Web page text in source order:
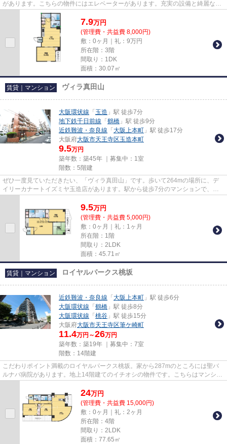
があります。こちらの物件にはエレベーターがあります。充実の設備と綺麗な室
内を兼ね備えた、令和4年築の物...
7.9万円
(管理費・共益費 8,000円)
敷：0ヶ月｜礼：9万円
所在階：3階
間取り：1DK
面積：30.07㎡
賃貸｜マンション ヴィラ真田山
大阪環状線 「 玉造 」駅 徒歩7分
地下鉄千日前線 「 鶴橋 」駅 徒歩9分
近鉄難波・奈良線 「 大阪上本町 」駅 徒歩17分
大阪府大阪市天王寺区玉造本町
9.5万円
築年数：築45年 ｜募集中： 1室
階数：5階建
ぜひ一度見ていただきたい、「ヴィラ真田山」です。歩いて264mの場所に、デ
イリーカナートイズミヤ玉造店があります。駅から徒歩7分のマンションで、電
9.5万円
(管理費・共益費 5,000円)
敷：0ヶ月｜礼：1ヶ月
所在階：1階
間取り：2LDK
面積：45.71㎡
賃貸｜マンション ロイヤルパークス桃坂
近鉄難波・奈良線 「 大阪上本町 」駅 徒歩6分
大阪環状線 「 鶴橋 」駅 徒歩8分
大阪環状線 「 桃谷 」駅 徒歩15分
大阪府大阪市天王寺区筆ケ崎町
11.4万円～26万円
築年数：築19年 ｜募集中： 7室
階数：14階建
こだわりポイント満載のロイヤルパークス桃坂。家から287mのところには聖バ
ルナバ病院があります。地上14階建てのイチオシの物件です。こちらはマンショ
24万円
(管理費・共益費 15,000円)
敷：0ヶ月｜礼：2ヶ月
所在階：4階
間取り：2LDK
面積：77.65㎡